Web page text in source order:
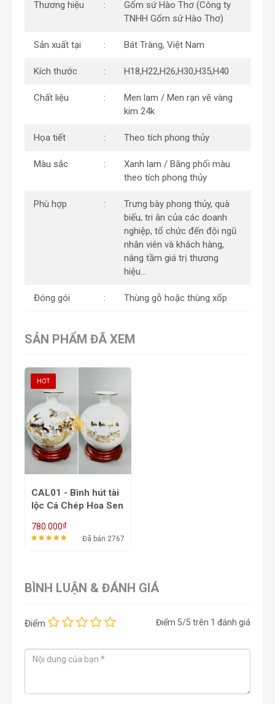
Thương hiệu
Gốm sứ Hào Thơ (Công ty
TNHH Gốm sứ Hào Thơ)
Sản xuất tại Bát Tràng, Việt Nam
Kích thước H18,H22,H26,H30,H35,H40
Chất liệu
Men lam / Men rạn vẽ vàng
kim 24k
Họa tiết Theo tích phong thủy
Màu sắc
Xanh lam / Băng phối màu
theo tích phong thủy
Phù hợp
Trưng bày phong thủy, quà
biếu, tri ân của các doanh
nghiệp, tổ chức đến đội ngũ
nhân viên và khách hàng,
nâng tầm giá trị thương
hiệu…
Đóng gói Thùng gỗ hoặc thùng xốp
SẢN PHẨM ĐÃ XEM
HOT
CAL01 - Bình hút tài
lộc Cá Chép Hoa Sen
780.000₫
Đã bán 2767
BÌNH LUẬN & ĐÁNH GIÁ
Điểm Điểm 5/5 trên 1 đánh giá